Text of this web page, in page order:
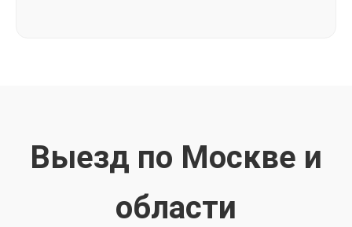
Выезд по Москве и
области